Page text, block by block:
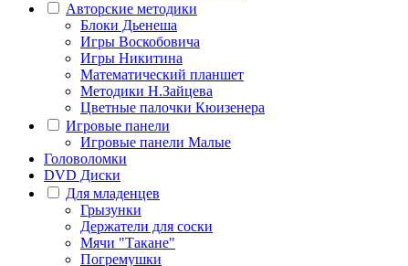
Авторские методики
Блоки Дьенеша
Игры Воскобовича
Игры Никитина
Математический планшет
Методики Н.Зайцева
Цветные палочки Кюизенера
Игровые панели
Игровые панели Малые
Головоломки
DVD Диски
Для младенцев
Грызунки
Держатели для соски
Мячи "Такане"
Погремушки